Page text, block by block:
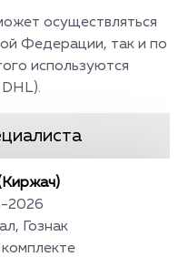
осуществляться
Федерации, так и по
используются
2026
Гознак
комплекте